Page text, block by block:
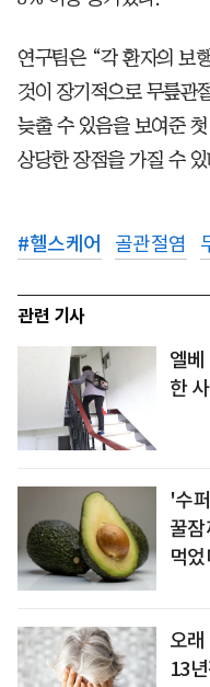
연구팀은 “각 환자의 보
것이 장기적으로 무릎관
늦출 수 있음을 보여준
상당한 장점을 가질 수
#헬스케어 골관절염
관련 기사
엘
한
'수
꿀
먹었
오
13